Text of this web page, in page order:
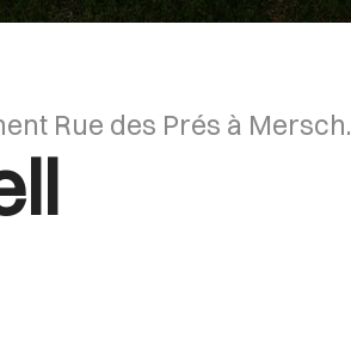
Rue des Prés à Mersch.